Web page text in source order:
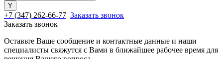
+7 (347) 262-66-77 Заказать звонок
Заказать звонок
Оставьте Ваше сообщение и контактные данные и наши
специалисты свяжутся с Вами в ближайшее рабочее время для